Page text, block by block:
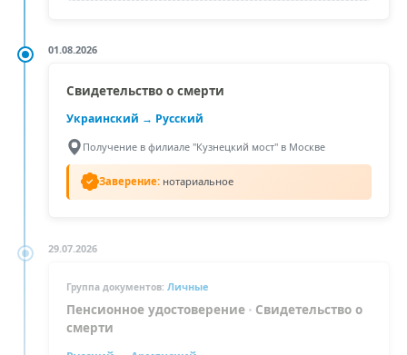
01.08.2026
Свидетельство о смерти
Украинский → Русский
Получение в филиале "Кузнецкий мост" в Москве
Заверение:нотариальное
29.07.2026
Группа документов: Личные
Пенсионное удостоверение• Свидетельство о
смерти